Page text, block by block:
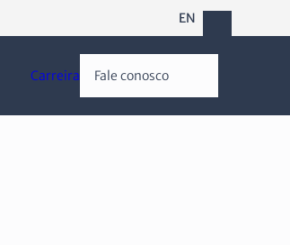
EN
Carreira Fale conosco